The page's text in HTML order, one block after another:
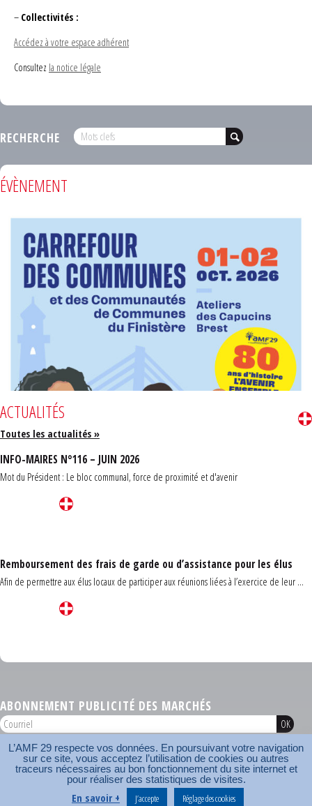
– Collectivités :
Accédez à votre espace adhérent
Consultez la notice légale
RECHERCHE
ÉVÈNEMENT
ACTUALITÉS
Toutes les actualités »
INFO-MAIRES N°116 – JUIN 2026
Mot du Président : Le bloc communal, force de proximité et d'avenir
Remboursement des frais de garde ou d’assistance pour les élus
Afin de permettre aux élus locaux de participer aux réunions liées à l’exercice de leur ...
ABONNEMENT PUBLICITÉ DES MARCHÉS
AMF 29 © 2026
Plan du site Nos coordonnées Mentions légales
Contact
Carrefour des communes
AMF
L’AMF 29 respecte vos données. En poursuivant votre navigation
sur ce site, vous acceptez l’utilisation de cookies ou autres
traceurs nécessaires au bon fonctionnement du site internet et
pour réaliser des statistiques de visites.
En savoir + J’accepte Réglage des cookies